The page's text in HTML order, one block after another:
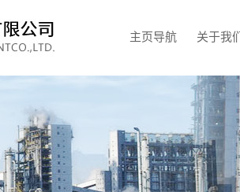
主页导航 关于我们